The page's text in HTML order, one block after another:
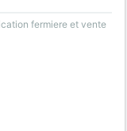
fermiere et vente